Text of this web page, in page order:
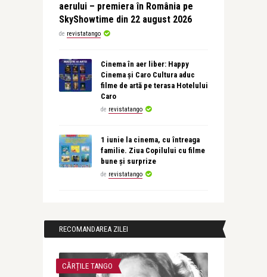
aerului – premiera în România pe
SkyShowtime din 22 august 2026
de revistatango
Cinema în aer liber: Happy
Cinema și Caro Cultura aduc
filme de artă pe terasa Hotelului
Caro
de revistatango
1 iunie la cinema, cu întreaga
familie. Ziua Copilului cu filme
bune și surprize
de revistatango
RECOMANDAREA ZILEI
CĂRȚILE TANGO